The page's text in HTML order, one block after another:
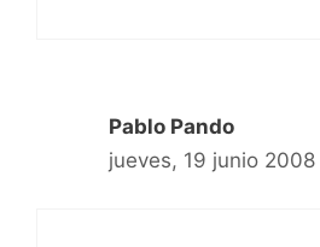
Pablo Pando
jueves, 19 junio 2008